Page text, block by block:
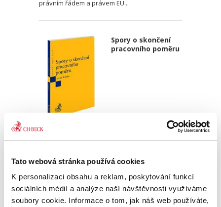
Tato webová stránka používá cookies
K personalizaci obsahu a reklam, poskytování funkcí
sociálních médií a analýze naší návštěvnosti využíváme
soubory cookie. Informace o tom, jak náš web používáte,
právním řádem a právem EU...
Spory o skončení
pracovního poměru
Jakub Tomšej
vést k soudnímu sporu. Předkládaná publikace
nabízí praktický výklad všech aspektů, které s
takovým sporem souvisí. Popisuje postupy při